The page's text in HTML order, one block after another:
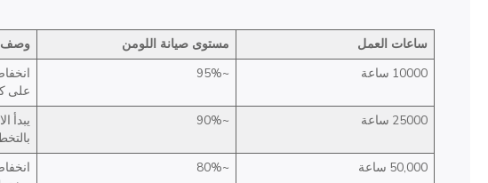
ساعات العمل مستوى صيانة اللومن
وصف
10000 ساعة
~95%
على
25000 ساعة
~90%
يبدأ
50,000 ساعة
~80%